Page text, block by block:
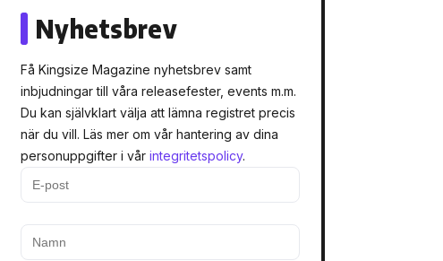
Nyhetsbrev
Få Kingsize Magazine nyhetsbrev samt
inbjudningar till våra releasefester, events m.m.
Du kan självklart välja att lämna registret precis
när du vill. Läs mer om vår hantering av dina
personuppgifter i vår integritetspolicy.